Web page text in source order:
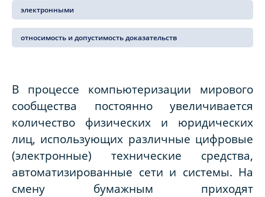
электронными
относимость и допустимость доказательств
В процессе компьютеризации мирового
сообщества постоянно увеличивается
количество физических и юридических
лиц, использующих различные цифровые
(электронные) технические средства,
автоматизированные сети и системы. На
смену бумажным приходят